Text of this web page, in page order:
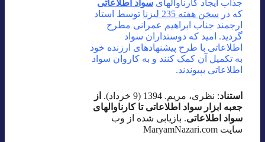
جذاب ایجاد کارناوالهای سواد اطلاعاتی
که در سخن هفته 235 لیزنا
توسط استاد
ارجمند جناب ابراهیم عمرانی مطرح
گردید. امید که دوستداران سواد
اطلاعاتی با طرح پیشنهادهای ارزنده خود
به تکمیل آن کمک کنند و به کاروان سواد
اطلاعاتی بپیوندند.
استناد: نظری، مریم. 1394 (9 خرداد).
از
جعبه ابزار سواد اطلاعاتی تا کارناوالهای
سواد اطلاعاتی. بازیابی شده از وب
سایت MaryamNazari.com